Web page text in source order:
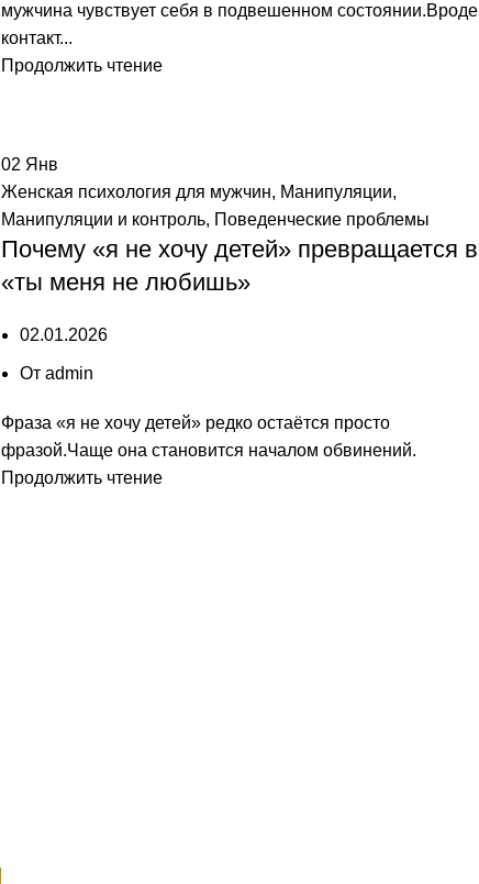
мужчина чувствует себя в подвешенном состоянии.Вроде
контакт...
Продолжить чтение
02 Янв
Женская психология для мужчин, Манипуляции,
Манипуляции и контроль, Поведенческие проблемы
Почему «я не хочу детей» превращается в
«ты меня не любишь»
02.01.2026
От admin
Фраза «я не хочу детей» редко остаётся просто
фразой.Чаще она становится началом обвинений.
Продолжить чтение